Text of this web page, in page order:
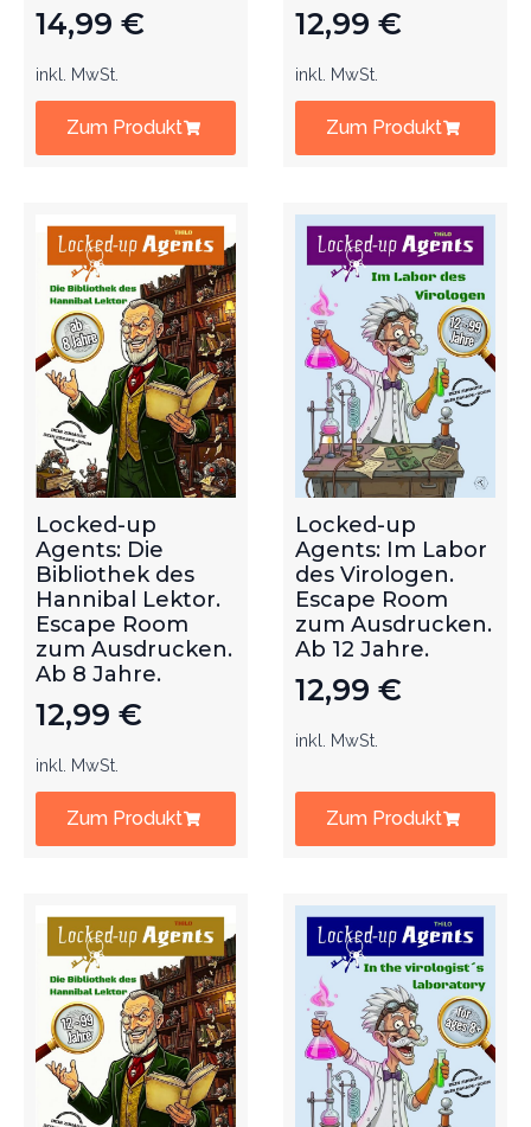
14,99 €
inkl. MwSt.
Zum Produkt
12,99 €
inkl. MwSt.
Zum Produkt
Locked-up
Agents: Die
Bibliothek des
Hannibal Lektor.
Escape Room
zum Ausdrucken.
Ab 8 Jahre.
12,99 €
inkl. MwSt.
Zum Produkt
Locked-up
Agents: Im Labor
des Virologen.
Escape Room
zum Ausdrucken.
Ab 12 Jahre.
12,99 €
inkl. MwSt.
Zum Produkt